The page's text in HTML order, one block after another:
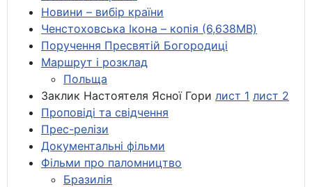
Новини – вибір країни
Ченстоховська Ікона – копія (6,638MB)
Поручення Пресвятій Богородиці
Маршрут і розклад
Польща
Заклик Настоятеля Ясної Гори лист 1 лист 2
Проповіді та свідчення
Прес-релізи
Документальні фільми
Фільми про паломництво
Бразилія